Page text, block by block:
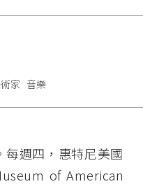
週四，惠特尼美國
of American
家 音樂